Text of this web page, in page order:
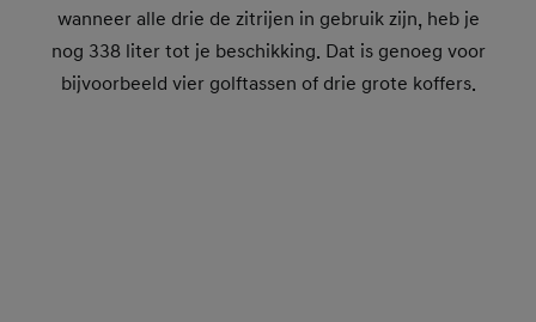
wanneer alle drie de zitrijen in gebruik zijn, heb je
nog 338 liter tot je beschikking. Dat is genoeg voor
bijvoorbeeld vier golftassen of drie grote koffers.